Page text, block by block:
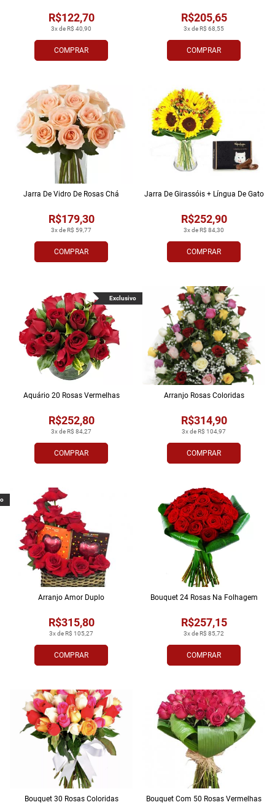
COMPRAR
3x de R$ 40,90
R$122,70
COMPRAR
3x de R$ 68,55
R$205,65
COMPRAR
3x de R$ 59,77
R$179,30
Jarra De Vidro De Rosas Chá
COMPRAR
3x de R$ 84,30
R$252,90
Jarra De Girassóis + Língua De Gato
COMPRAR
3x de R$ 84,27
R$252,80
Aquário 20 Rosas Vermelhas
Exclusivo
COMPRAR
3x de R$ 104,97
R$314,90
Arranjo Rosas Coloridas
COMPRAR
3x de R$ 105,27
R$315,80
Arranjo Amor Duplo
COMPRAR
3x de R$ 85,72
R$257,15
Bouquet 24 Rosas Na Folhagem
Bouquet 30 Rosas Coloridas Bouquet Com 50 Rosas Vermelhas